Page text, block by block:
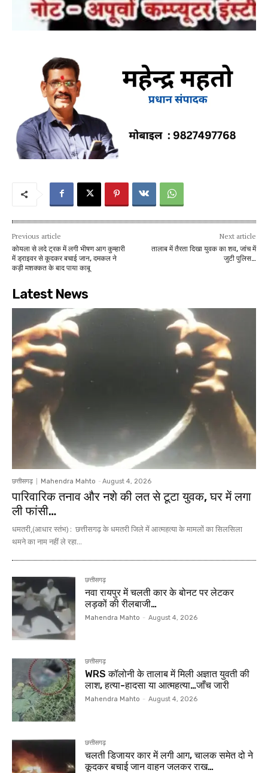
Previous article
कोयला से लदे ट्रक में लगी भीषण आग कुम्हारी
में ड्राइवर से कूदकर बचाई जान, दमकल ने
कड़ी मशक्कत के बाद पाया काबू
Next article
तालाब में तैरता दिखा युवक का शव, जांच में
जुटी पुलिस…
Latest News
छत्तीसगढ़ Mahendra Mahto - August 4, 2026
पारिवारिक तनाव और नशे की लत से टूटा युवक, घर में लगा
ली फांसी…
धमतरी,(आधार स्तंभ) : छत्तीसगढ़ के धमतरी जिले में आत्महत्या के मामलों का सिलसिला
थमने का नाम नहीं ले रहा...
छत्तीसगढ़
नवा रायपुर में चलती कार के बोनट पर लेटकर
लड़कों की रीलबाजी…
Mahendra Mahto - August 4, 2026
छत्तीसगढ़
WRS कॉलोनी के तालाब में मिली अज्ञात युवती की
लाश, हत्या-हादसा या आत्महत्या…जाँच जारी
Mahendra Mahto - August 4, 2026
छत्तीसगढ़
चलती डिजायर कार में लगी आग, चालक समेत दो ने
कूदकर बचाई जान वाहन जलकर राख…